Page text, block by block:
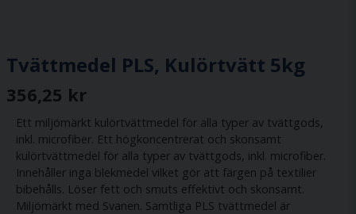
Tvättmedel PLS, Kulörtvätt 5kg
356,25 kr
Ett miljömärkt kulörtvättmedel för alla typer av tvättgods,
inkl. microfiber. Ett högkoncentrerat och skonsamt
kulörtvättmedel för alla typer av tvättgods, inkl. microfiber.
Innehåller inga blekmedel vilket gör att färgen på textilier
bibehålls. Löser fett och smuts effektivt och skonsamt.
Miljömärkt med Svanen. Samtliga PLS tvättmedel är